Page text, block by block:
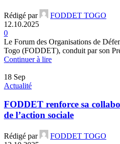
Rédigé par
FODDET TOGO
12.10.2025
0
Le Forum des Organisations de
Togo (FODDET), conduit par son
Continuer à lire
18 Sep
Actualité
FODDET renforce sa
de l’action sociale
Rédigé par
FODDET TOGO